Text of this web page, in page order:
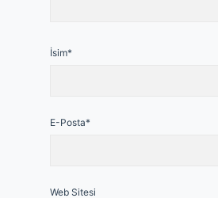
İsim*
E-Posta*
Web Sitesi